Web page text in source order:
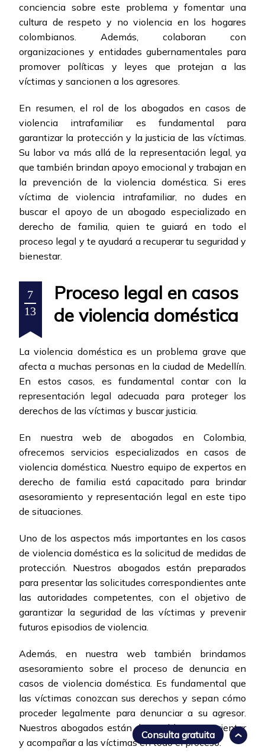
conciencia sobre este problema y fomentar una
cultura de respeto y no violencia en los hogares
colombianos. Además, colaboran con
organizaciones y entidades gubernamentales para
promover políticas y leyes que protejan a las
víctimas y sancionen a los agresores.
En resumen, el rol de los abogados en casos de
violencia intrafamiliar es fundamental para
garantizar la protección y la justicia de las víctimas.
Su labor va más allá de la representación legal, ya
que también brindan apoyo emocional y trabajan en
la prevención de la violencia doméstica. Si eres
víctima de violencia intrafamiliar, no dudes en
buscar el apoyo de un abogado especializado en
derecho de familia, quien te guiará en todo el
proceso legal y te ayudará a recuperar tu seguridad y
bienestar.
7
13
Proceso legal en casos
de violencia doméstica
La violencia doméstica es un problema grave que
afecta a muchas personas en la ciudad de Medellín.
En estos casos, es fundamental contar con la
representación legal adecuada para proteger los
derechos de las víctimas y buscar justicia.
En nuestra web de abogados en Colombia,
ofrecemos servicios especializados en casos de
violencia doméstica. Nuestro equipo de expertos en
derecho de familia está capacitado para brindar
asesoramiento y representación legal en este tipo
de situaciones.
Uno de los aspectos más importantes en los casos
de violencia doméstica es la solicitud de medidas de
protección. Nuestros abogados están preparados
para presentar las solicitudes correspondientes ante
las autoridades competentes, con el objetivo de
garantizar la seguridad de las víctimas y prevenir
futuros episodios de violencia.
Además, en nuestra web también brindamos
asesoramiento sobre el proceso de denuncia en
casos de violencia doméstica. Es fundamental que
las víctimas conozcan sus derechos y sepan cómo
proceder legalmente para denunciar a su agresor.
Nuestros abogados están disponibles para orientar
y acompañar a las víctimas en todo el proceso.
Consulta gratuita